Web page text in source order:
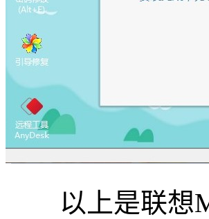
以上是联想